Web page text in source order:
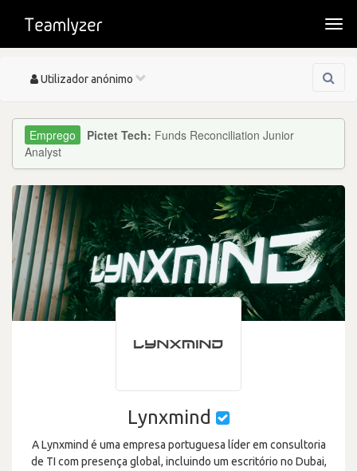
Toggle
Utilizador anónimo
Pictet Tech: Funds Reconciliation Junior
Analyst
Lynxmind
A Lynxmind é uma empresa portuguesa líder em consultoria
de TI com presença global, incluindo um escritório no Dubai,